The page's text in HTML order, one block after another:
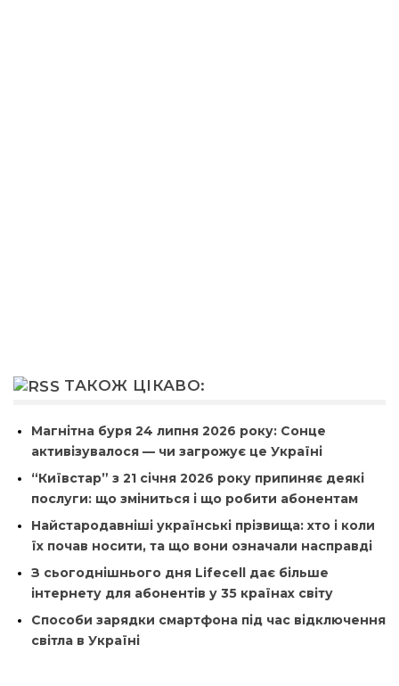
ТАКОЖ ЦІКАВО:
Магнітна буря 24 липня 2026 року: Сонце
активізувалося — чи загрожує це Україні
“Київстар” з 21 січня 2026 року припиняє деякі
послуги: що зміниться і що робити абонентам
Найстародавніші українські прізвища: хто і коли
їх почав носити, та що вони означали насправді
З сьогоднішнього дня Lifecell дає більше
інтернету для абонентів у 35 країнах світу
Способи зарядки смартфона під час відключення
світла в Україні